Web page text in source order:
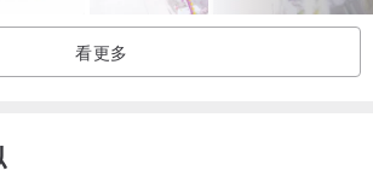
看更多